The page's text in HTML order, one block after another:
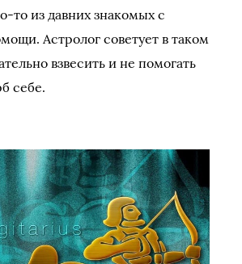
то из давних знакомых с
Астролог советует в таком
взвесить и не помогать
себе.